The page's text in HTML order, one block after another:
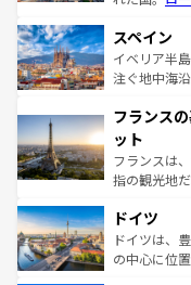
ろん、トス
景など、自
ピザやパス
ませてくれ
なお、新着
しい。
スペイン
イベリア半
注ぐ地中海
文化が根付
れる闘牛、
る。首都マ
アートに溢
せる。地方
ンテンツ一覧
フランス
ット
フランスは
指の観光地
で、幅広い
聖堂、美し
から魅了す
ドイツ
ドイツは、
の中心に位